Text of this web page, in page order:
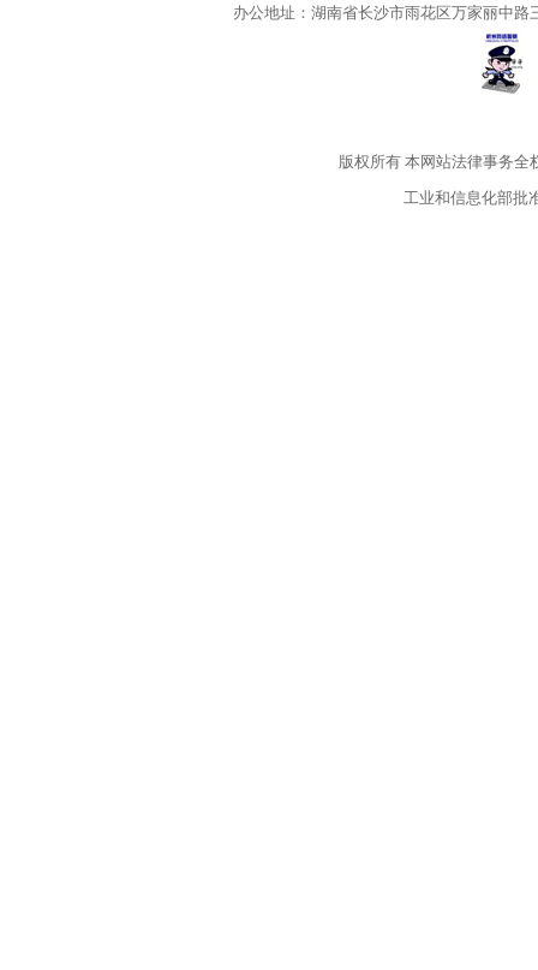
办公地址：湖南省长沙市雨花区万家丽中
版权所有本网站法律事务全
工业和信息化部批